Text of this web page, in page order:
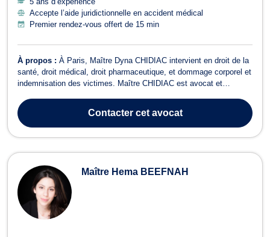
Accepte l’aide juridictionnelle en accident médical
Premier rendez-vous offert de 15 min
À propos : À Paris, Maître Dyna CHIDIAC intervient en droit de la
santé, droit médical, droit pharmaceutique, et dommage corporel et
indemnisation des victimes. Maître CHIDIAC est avocat et
dans chaque dossier et traite chaque affaire de manière
personnalisée. Le Cabinet vo...
Contactercet avocat
Maître Hema BEEFNAH